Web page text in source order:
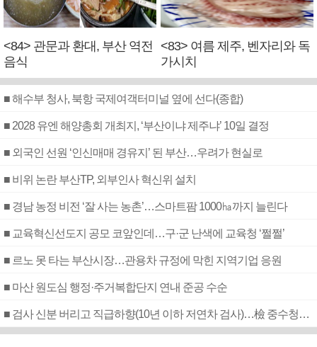
<84> 관문과 환대, 부산 역전
음식
<83> 여름 제주, 벤자리와 독
가시치
■ 해수부 청사, 북항 국제여객터미널 옆에 선다(종합)
■ 2028 유엔 해양총회 개최지, ‘부산이냐 제주냐’ 10일 결정
■ 외국인 선원 ‘인신매매 경유지’ 된 부산…우려가 현실로
■ 비위 논란 부산TP, 외부인사 혁신위 설치
■ 경남 농정 비전 ‘잘 사는 농촌’…스마트팜 1000㏊까지 늘린다
■ 교육혁신선도지 공모 코앞인데…구·군 난색에 교육청 ‘쩔쩔’
■ 르노 못 타는 부산시장…관용차 규정에 막힌 지역기업 응원
■ 마산 원도심 행정·주거복합단지 연내 준공 수순
■ 검사 신분 버리고 직급하향(10년 이하 저연차 검사)…檢 중수청행 기피